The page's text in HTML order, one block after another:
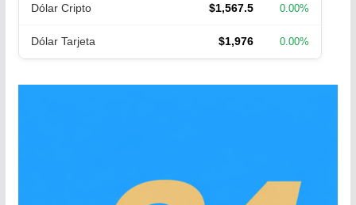
Dólar Cripto $1,567.5 0.00%
Dólar Tarjeta $1,976 0.00%